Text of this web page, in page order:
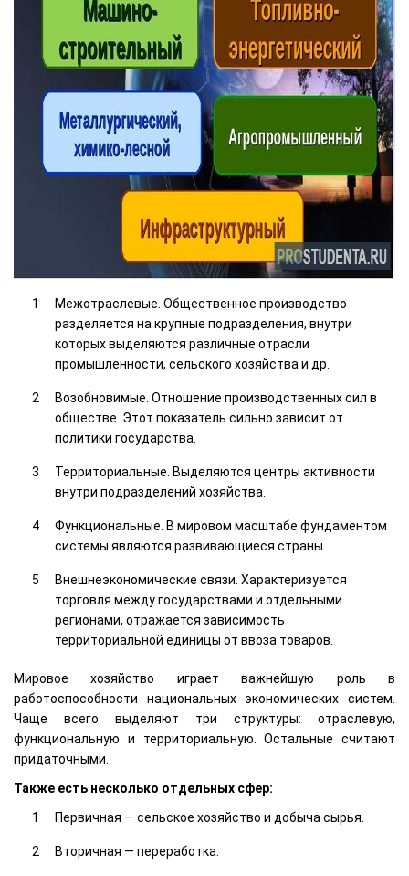
Межотраслевые. Общественное производство
разделяется на крупные подразделения, внутри
которых выделяются различные отрасли
промышленности, сельского хозяйства и др.
Возобновимые. Отношение производственных сил в
обществе. Этот показатель сильно зависит от
политики государства.
Территориальные. Выделяются центры активности
внутри подразделений хозяйства.
Функциональные. В мировом масштабе фундаментом
системы являются развивающиеся страны.
Внешнеэкономические связи. Характеризуется
торговля между государствами и отдельными
регионами, отражается зависимость
территориальной единицы от ввоза товаров.
Мировое хозяйство играет важнейшую роль в
работоспособности национальных экономических систем.
Чаще всего выделяют три структуры: отраслевую,
функциональную и территориальную. Остальные считают
придаточными.
Также есть несколько отдельных сфер:
Первичная — сельское хозяйство и добыча сырья.
Вторичная — переработка.